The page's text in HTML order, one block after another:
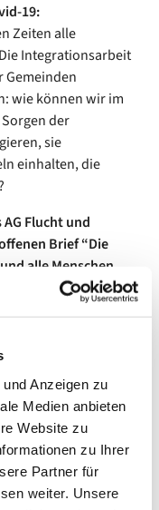
Anzeigen zu
Medien anbieten
Website zu
zu Ihrer
Partner für
weiter. Unsere
19:
Zeiten alle
Integrationsarbeit
Gemeinden
wie können wir im
der
sie
einhalten, die
Flucht und
Brief “Die
alle Menschen
werden”
) veröffentlicht haben,
alle Menschen,
nicht alle gleich
zu sicheren,
um die
umzusetzen.
für
hygienischen